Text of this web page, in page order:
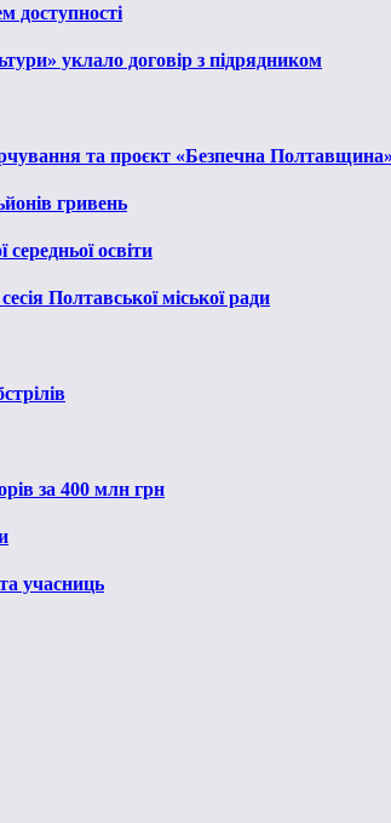
доступності
уклало договір з підрядником
та проєкт «Безпечна Полтавщина»
гривень
освіти
Полтавської міської ради
за 400 млн грн
учасниць